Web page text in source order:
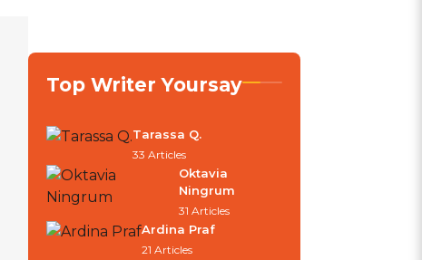
Top Writer Yoursay
Tarassa Q.
33 Articles
Oktavia
Ningrum
31 Articles
Ardina Praf
21 Articles